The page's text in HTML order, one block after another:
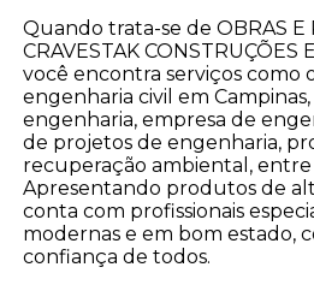
Quando trata-se de OBRAS E
CRAVESTAK CONSTRUÇÕES
você encontra serviços como
engenharia civil em
engenharia, empresa de
de projetos de engenharia,
recuperação ambiental,
Apresentando produtos de
conta com profissionais
modernas e em bom estado,
confiança de todos.